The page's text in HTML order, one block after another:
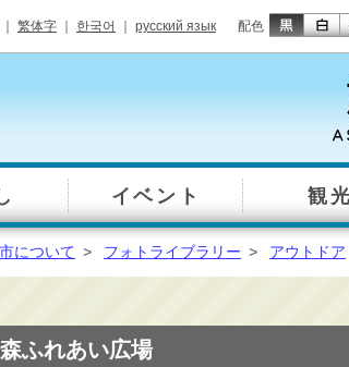
繁体字 한국어 русский язык 配色
一覧
イベント 観光
戸籍・
について > フォトライブラリー > アウトドア
ふれあい広場